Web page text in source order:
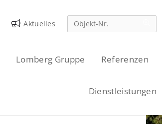
Aktuelles
Lomberg Gruppe Referenzen
Dienstleistungen